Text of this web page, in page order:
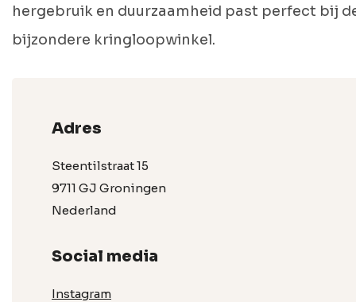
hergebruik en duurzaamheid past perfect bij
bijzondere kringloopwinkel.
Adres
Steentilstraat 15
9711 GJ Groningen
Nederland
Social media
Instagram